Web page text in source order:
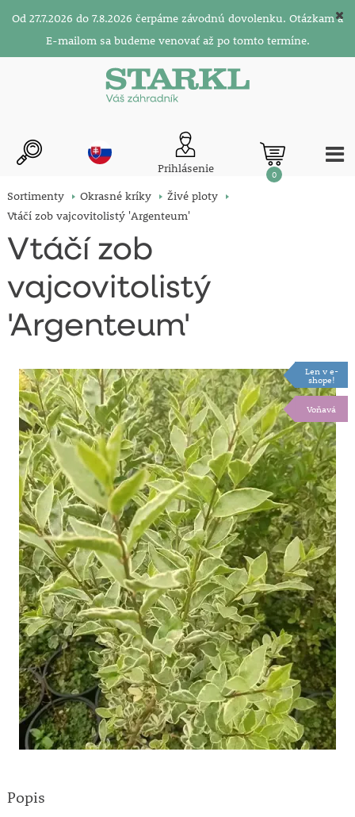
Od 27.7.2026 do 7.8.2026 čerpáme závodnú dovolenku. Otázkam a
E-mailom sa budeme venovať až po tomto termíne.
Prihlásenie 0
Sortimenty Okrasné kríky
Živé ploty
Vtáčí zob vajcovitolistý 'Argenteum'
Vtáčí zob
vajcovitolistý
'Argenteum'
Len v e-
shope!
Voňavá
Popis